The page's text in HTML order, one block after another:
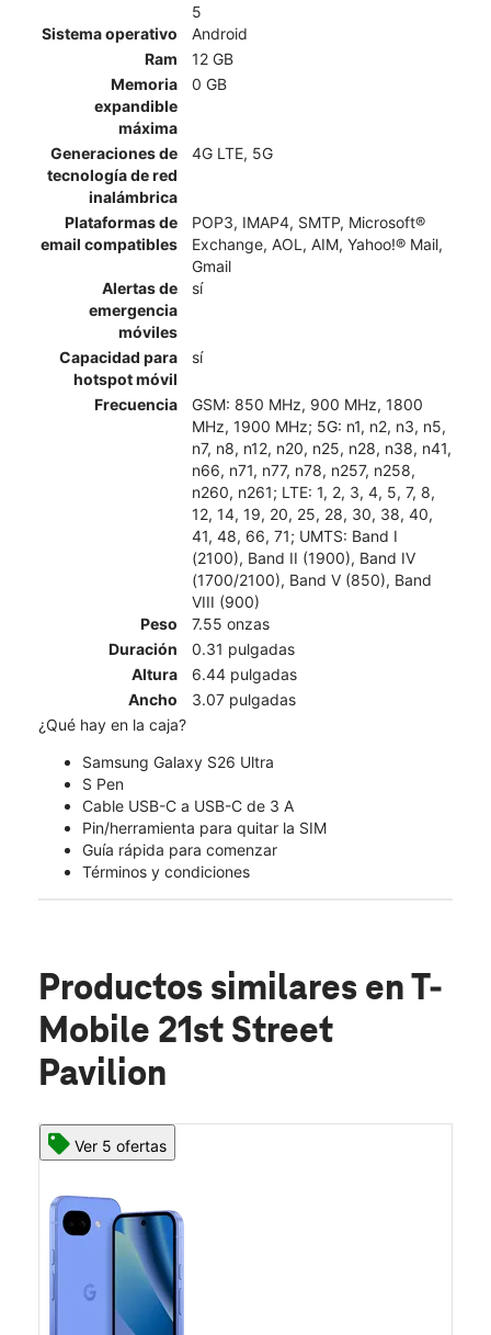
5
Sistema operativo
Android
Ram
12 GB
Memoria
expandible
máxima
0 GB
Generaciones de
tecnología de red
inalámbrica
4G LTE, 5G
Plataformas de
email compatibles
POP3, IMAP4, SMTP, Microsoft®
Exchange, AOL, AIM, Yahoo!® Mail,
Gmail
Alertas de
emergencia
móviles
sí
Capacidad para
hotspot móvil
sí
Frecuencia
GSM: 850 MHz, 900 MHz, 1800
MHz, 1900 MHz; 5G: n1, n2, n3, n5,
n7, n8, n12, n20, n25, n28, n38, n41,
n66, n71, n77, n78, n257, n258,
n260, n261; LTE: 1, 2, 3, 4, 5, 7, 8,
12, 14, 19, 20, 25, 28, 30, 38, 40,
41, 48, 66, 71; UMTS: Band I
(2100), Band II (1900), Band IV
(1700/2100), Band V (850), Band
VIII (900)
Peso
7.55 onzas
Duración
0.31 pulgadas
Altura
6.44 pulgadas
Ancho
3.07 pulgadas
¿Qué hay en la caja?
Samsung Galaxy S26 Ultra
S Pen
Cable USB-C a USB-C de 3 A
Pin/herramienta para quitar la SIM
Guía rápida para comenzar
Términos y condiciones
Productos similares en T-
Mobile 21st Street
Pavilion
Ver 5 ofertas